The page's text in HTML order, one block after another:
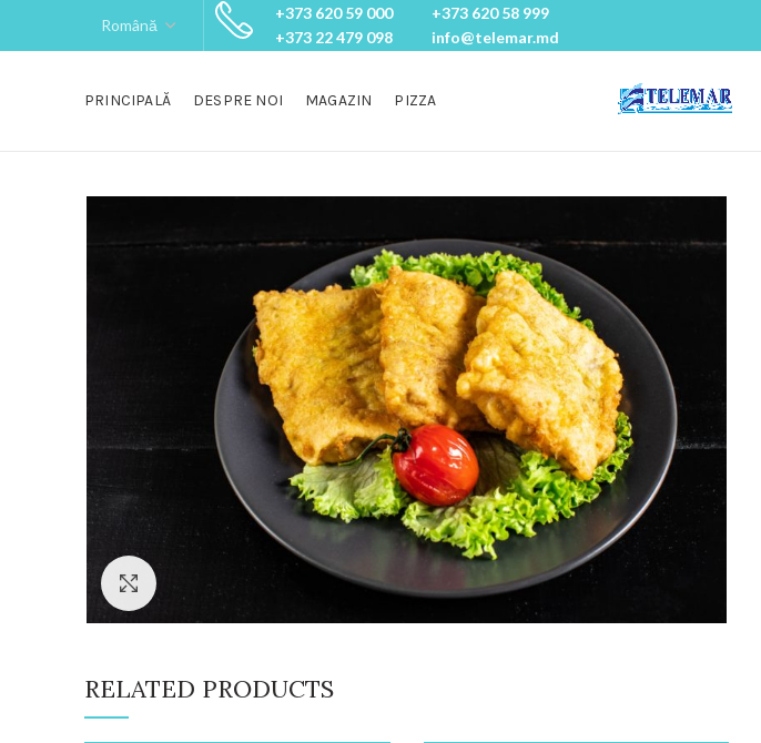
+373 620 59 000
+373 22 479 098
+373 620 58 999
info@telemar.md
PRINCIPALĂ DESPRE NOI MAGAZIN PIZZA
Click to enlarge
RELATED PRODUCTS